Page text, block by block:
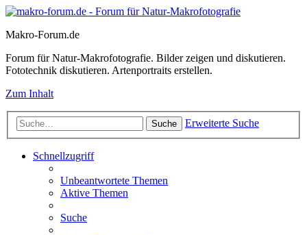
Makro-Forum.de
Forum für Natur-Makrofotografie. Bilder zeigen und diskutieren.
Fototechnik diskutieren. Artenportraits erstellen.
Zum Inhalt
Suche Erweiterte Suche
Schnellzugriff
Unbeantwortete Themen
Aktive Themen
Suche